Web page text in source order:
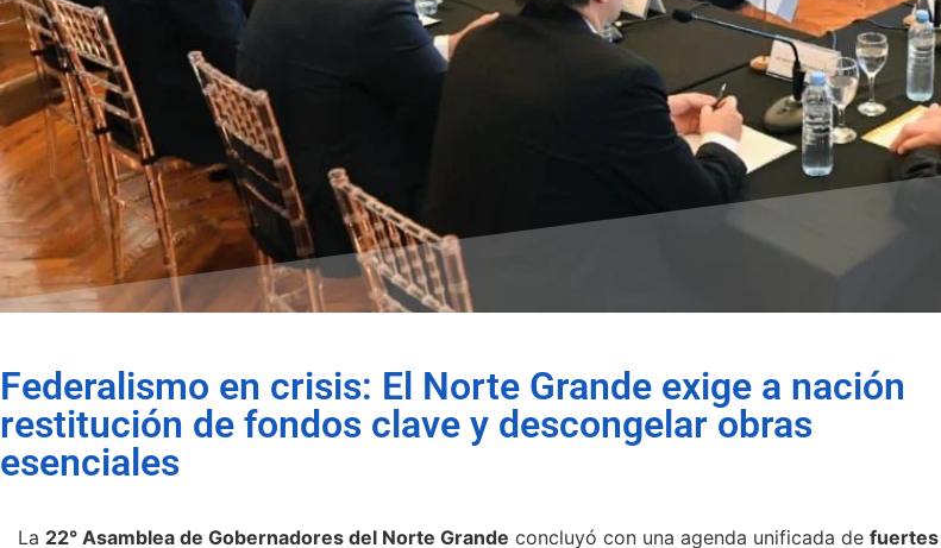
Federalismo en crisis: El Norte Grande exige a nación
restitución de fondos clave y descongelar obras
esenciales
La 22° Asamblea de Gobernadores del Norte Grande concluyó con una agenda unificada de fuertes